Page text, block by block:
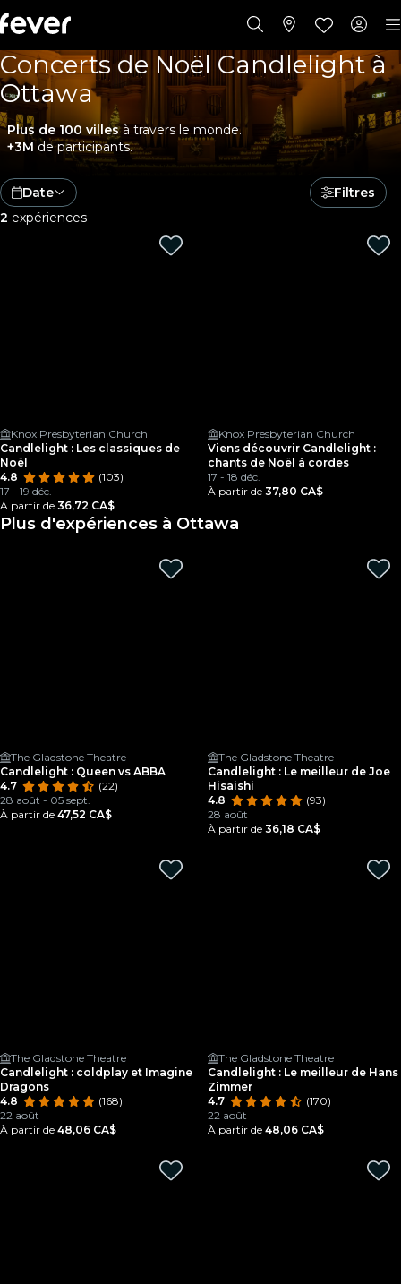
Concerts de Noël Candlelight à
Ottawa
Plus de 100 villesà travers le monde.
+3M de participants.
Date
Filtres
2 expériences
Knox Presbyterian Church
Candlelight : Les classiques de
Noël
4.8
(103)
17 - 19 déc.
À partir de 36,72 CA$
Knox Presbyterian Church
Viens découvrir Candlelight :
chants de Noël à cordes
17 - 18 déc.
À partir de 37,80 CA$
Plus d'expériences à Ottawa
The Gladstone Theatre
Candlelight : Queen vs ABBA
4.7
(22)
28 août - 05 sept.
À partir de 47,52 CA$
The Gladstone Theatre
Candlelight : Le meilleur de Joe
Hisaishi
4.8
(93)
28 août
À partir de 36,18 CA$
The Gladstone Theatre
Candlelight : coldplay et Imagine
Dragons
4.8
(168)
22 août
À partir de 48,06 CA$
The Gladstone Theatre
Candlelight : Le meilleur de Hans
Zimmer
4.7
(170)
22 août
À partir de 48,06 CA$